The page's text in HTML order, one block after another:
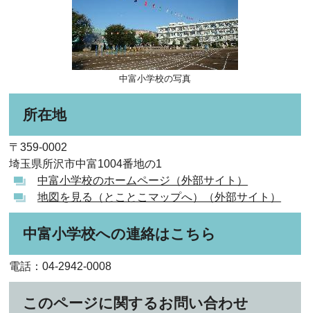
中富小学校の写真
所在地
〒359-0002
埼玉県所沢市中富1004番地の1
中富小学校のホームページ（外部サイト）
地図を見る（とことこマップへ）（外部サイト）
中富小学校への連絡はこちら
電話：04-2942-0008
このページに関するお問い合わせ